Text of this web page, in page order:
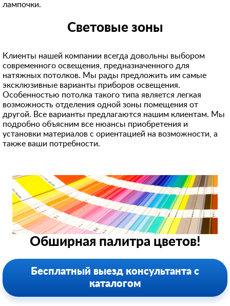
лампочки.
Световые зоны
Клиенты нашей компании всегда довольны выбором
современного освещения, предназначенного для
натяжных потолков. Мы рады предложить им самые
эксклюзивные варианты приборов освещения.
Особенностью потолка такого типа является легкая
возможность отделения одной зоны помещения от
другой. Все варианты предлагаются нашим клиентам. Мы
подробно объясним все нюансы приобретения и
установки материалов с ориентацией на возможности, а
также ваши потребности.
Обширная палитра цветов!
Бесплатный выезд консультанта с
каталогом